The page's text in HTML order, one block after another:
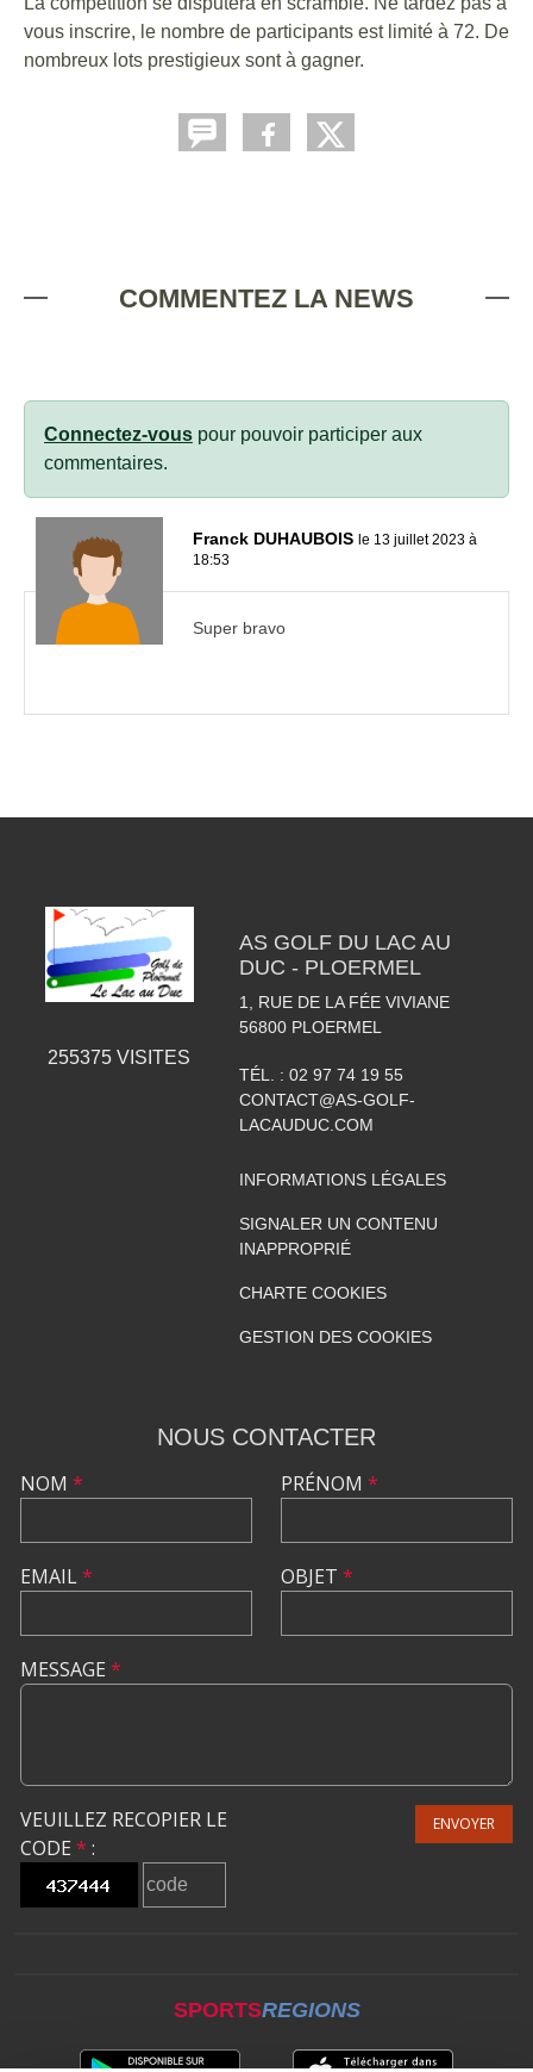
vous inscrire, le nombre de participants est limité à 72. De
nombreux lots prestigieux sont à gagner.
COMMENTEZ LA NEWS
Connectez-vous pour pouvoir participer aux
commentaires.
Franck DUHAUBOIS le 13 juillet 2023 à
18:53
Super bravo
255375 VISITES
AS GOLF DU LAC AU
DUC - PLOERMEL
1, RUE DE LA FÉE VIVIANE
56800 PLOERMEL
TÉL. : 02 97 74 19 55
CONTACT@AS-GOLF-
LACAUDUC.COM
INFORMATIONS LÉGALES
SIGNALER UN CONTENU
INAPPROPRIÉ
CHARTE COOKIES
GESTION DES COOKIES
NOUS CONTACTER
NOM *
EMAIL*
PRÉNOM *
OBJET *
MESSAGE *
VEUILLEZ RECOPIER LE
CODE * :
ENVOYER
SPORTSREGIONS